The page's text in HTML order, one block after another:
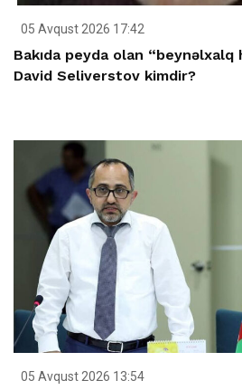
05 Avqust 2026 17:42
Bakıda peyda olan
David Seliverstov kimdir?
05 Avqust 2026 13:54